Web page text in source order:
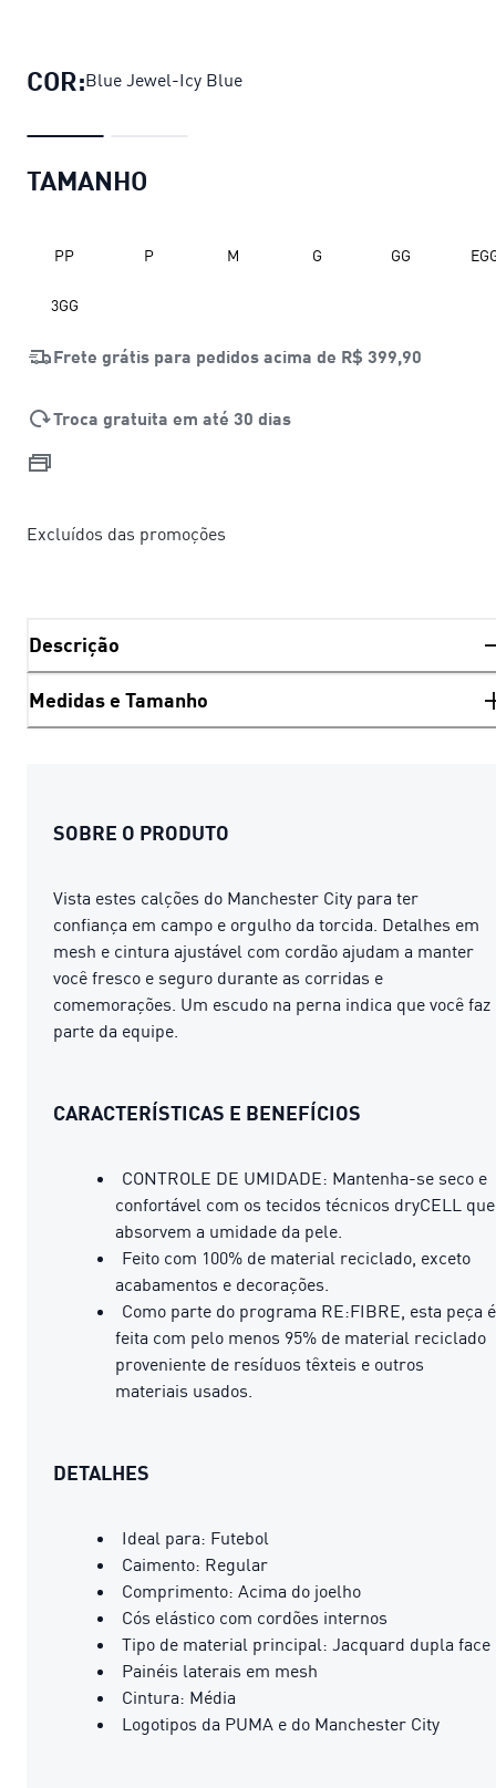
COR:Blue Jewel-Icy Blue
TAMANHO
PP P M G GG
3GG
Frete grátis para pedidos acima de R$ 399,90
Troca gratuita em até 30 dias
Excluídos das promoções
Descrição
Medidas e Tamanho
SOBRE O PRODUTO
Vista estes calções do Manchester City para ter
confiança em campo e orgulho da torcida. Detalhes em
mesh e cintura ajustável com cordão ajudam a manter
você fresco e seguro durante as corridas e
comemorações. Um escudo na perna indica que você faz
parte da equipe.
CARACTERÍSTICAS E BENEFÍCIOS
CONTROLE DE UMIDADE: Mantenha-se seco e
confortável com os tecidos técnicos dryCELL que
absorvem a umidade da pele.
Feito com 100% de material reciclado, exceto
acabamentos e decorações.
Como parte do programa RE:FIBRE, esta peça é
feita com pelo menos 95% de material reciclado
proveniente de resíduos têxteis e outros
materiais usados.
DETALHES
Ideal para: Futebol
Caimento: Regular
Comprimento: Acima do joelho
Cós elástico com cordões internos
Tipo de material principal: Jacquard dupla face
Painéis laterais em mesh
Cintura: Média
Logotipos da PUMA e do Manchester City